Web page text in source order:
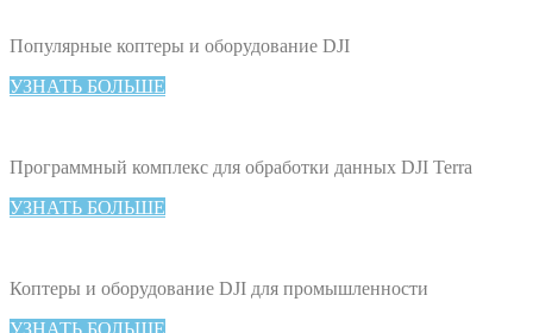
Популярные коптеры и оборудование DJI
УЗНАТЬ БОЛЬШЕ
Программный комплекс для обработки данных DJI Terra
УЗНАТЬ БОЛЬШЕ
Коптеры и оборудование DJI для промышленности
УЗНАТЬ БОЛЬШЕ